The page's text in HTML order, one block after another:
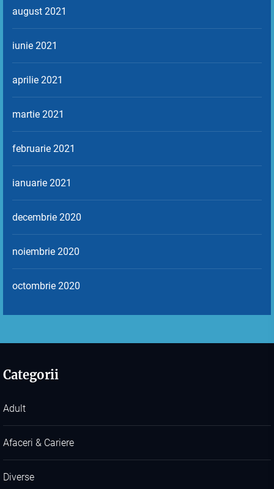
august 2021
iunie 2021
aprilie 2021
martie 2021
februarie 2021
ianuarie 2021
decembrie 2020
noiembrie 2020
octombrie 2020
Categorii
Adult
Afaceri & Cariere
Diverse